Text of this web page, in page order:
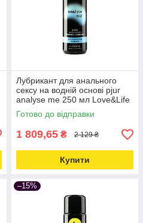
Лубрикант для анального
сексу на водній основі pjur
analyse me 250 мл Love&Life
-online-multimarket-
Готово до відправки
1 809,65 ₴ 2 129 ₴
Купити
–15%